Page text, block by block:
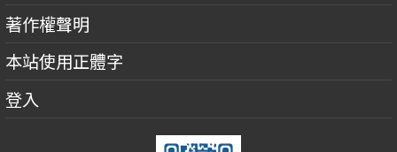
著作權聲明
本站使用正體字
登入